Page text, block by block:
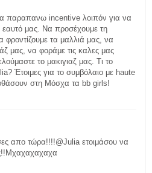
παραπανω incentive λοιπόν για να
εαυτό μας. Να προσέχουμε τη
φροντίζουμε τα μαλλιά μας, να
μας, να φοράμε τις καλες μας
το μακιγιαζ μας. Τι το
Έτοιμες για το συμβόλαιο με haute
στη Μόσχα τα bb girls!
απο τώρα!!!!@Julia ετοιμάσου να